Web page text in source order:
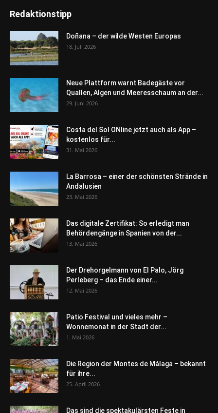
Redaktionstipp
Doñana – der wilde Westen Europas
18. Juli 2026
Neue Plattform warnt Badegäste vor
Quallen, Algen und Meeresschaum an der...
29. Juni 2026
Costa del Sol ONline jetzt auch als App –
kostenlos für...
31. Mai 2026
La Barrosa – einer der schönsten Strände in
Andalusien
23. Mai 2026
Das digitale Zertifikat: So erledigt man
Behördengänge in Spanien von der...
13. Mai 2026
Der Drehorgelmann von El Palo, Jörg
Perleberg – das Ende einer...
12. Mai 2026
Patio Festival und vieles mehr –
Wonnemonat in der Stadt der...
1. Mai 2026
Die Region der Montes de Málaga – bekannt
für ihre...
25. April 2026
Das sind die spektakulärsten Feste in